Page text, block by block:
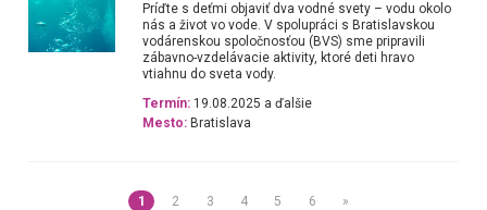
Príďte s deťmi objaviť dva vodné svety – vodu okolo
nás a život vo vode. V spolupráci s Bratislavskou
vodárenskou spoločnosťou (BVS) sme pripravili
zábavno-vzdelávacie aktivity, ktoré deti hravo
vtiahnu do sveta vody.
Termín: 19.08.2025 a ďalšie
Mesto: Bratislava
1 2 3 4 5 6 »